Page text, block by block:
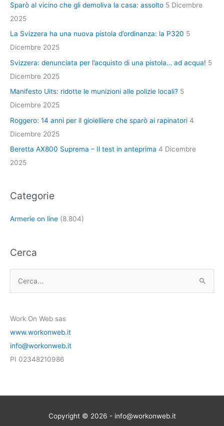
Sparò al vicino che gli demoliva la casa: assolto 5 Dicembre
2025
La Svizzera ha una nuova pistola d’ordinanza: la P320 5
Dicembre 2025
Svizzera: denunciata per l’acquisto di una pistola… ad acqua! 5
Dicembre 2025
Manifesto Uits: ridotte le munizioni alle polizie locali? 5
Dicembre 2025
Roggero: 14 anni per il gioielliere che sparò ai rapinatori 4
Dicembre 2025
Beretta AX800 Suprema – Il test in anteprima 4 Dicembre
2025
Categorie
Armerie on line (8.804)
Cerca
c
a
:
Work On Web sas
www.workonweb.it
info@workonweb.it
PI 02348210986
Copyright © 2026 - info@workonweb.it